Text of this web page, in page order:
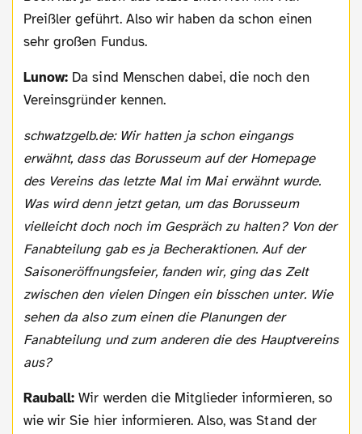
Preißler geführt. Also wir haben da schon einen
sehr großen Fundus.
Lunow: Da sind Menschen dabei, die noch den
Vereinsgründer kennen.
schwatzgelb.de: Wir hatten ja schon eingangs
erwähnt, dass das Borusseum auf der Homepage
des Vereins das letzte Mal im Mai erwähnt wurde.
Was wird denn jetzt getan, um das Borusseum
vielleicht doch noch im Gespräch zu halten? Von der
Fanabteilung gab es ja Becheraktionen. Auf der
Saisoneröffnungsfeier, fanden wir, ging das Zelt
zwischen den vielen Dingen ein bisschen unter. Wie
sehen da also zum einen die Planungen der
Fanabteilung und zum anderen die des Hauptvereins
aus?
Rauball: Wir werden die Mitglieder informieren, so
wie wir Sie hier informieren. Also, was Stand der